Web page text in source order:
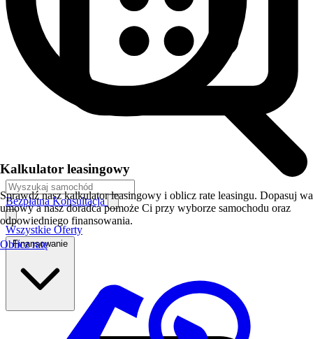
Bezpłatna Konsultacja
Wszystkie Oferty
Finansowanie
Kalkulator leasingowy
Sprawdź nasz kalkulator leasingowy i oblicz rate leasingu. Dopasuj
umowy a nasz doradca pomoże Ci przy wyborze samochodu oraz
odpowiedniego finansowania.
Oblicz ratę